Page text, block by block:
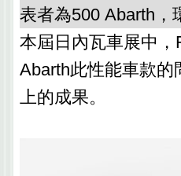
表者為500 Abarth，
本屆日內瓦車展中
Abarth此性能車款
上的成果。